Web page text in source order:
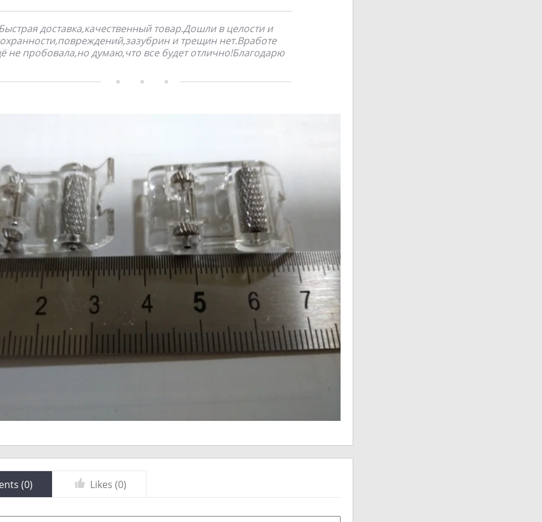
доставка,качественный товар.Дошли в целости и
и трещин нет.Вработе
не пробовала,но думаю,что все будет отлично!Благодарю    
(0) Likes (0)